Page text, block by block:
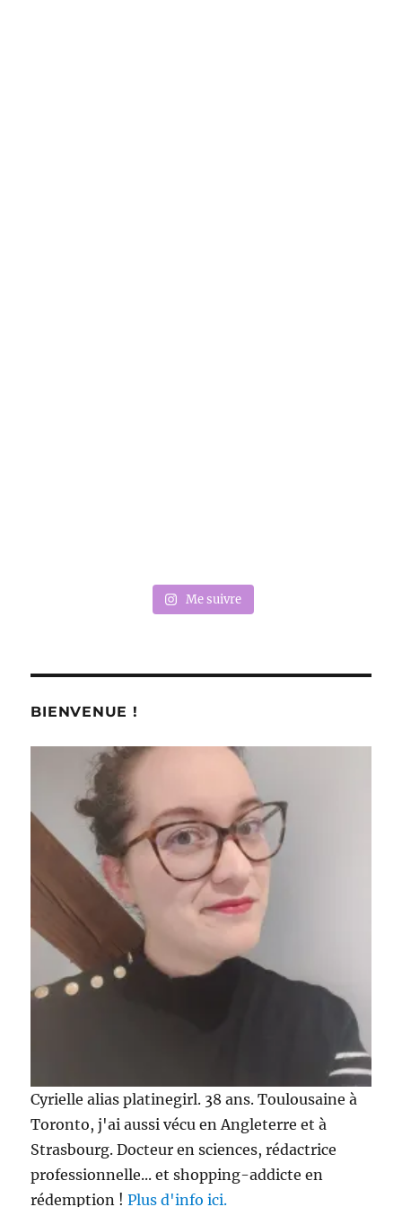
Me suivre
BIENVENUE !
Cyrielle alias platinegirl. 38 ans. Toulousaine à
Toronto, j'ai aussi vécu en Angleterre et à
Strasbourg. Docteur en sciences, rédactrice
professionnelle... et shopping-addicte en
rédemption !Plus d'info ici.